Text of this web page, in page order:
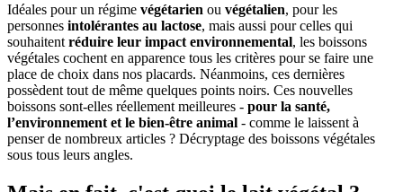
Idéales pour un régime végétarien ou végétalien, pour les
personnes intolérantes au lactose, mais aussi pour celles qui
souhaitent réduire leur impact environnemental, les boissons
végétales cochent en apparence tous les critères pour se faire une
place de choix dans nos placards. Néanmoins, ces dernières
possèdent tout de même quelques points noirs. Ces nouvelles
boissons sont-elles réellement meilleures - pour la santé,
l’environnement et le bien-être animal - comme le laissent à
penser de nombreux articles ? Décryptage des boissons végétales
sous tous leurs angles.